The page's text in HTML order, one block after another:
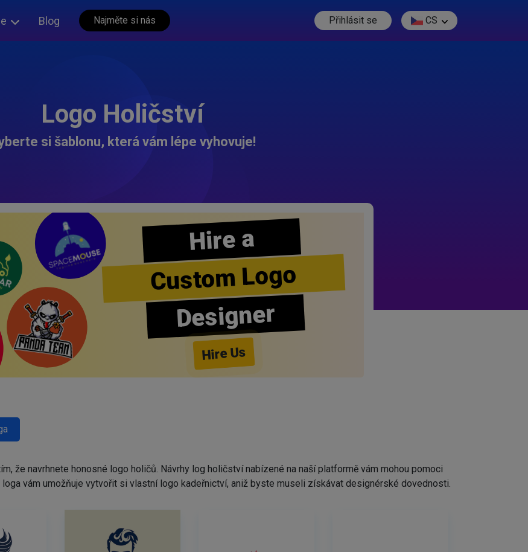
Blog Najměte si nás Přihlásit se CS
Logo Holičství
si šablonu, která vám lépe vyhovuje!
Hire a
Custom Logo
Designer
Hire Us
že navrhnete honosné logo holičů. Návrhy log holičství nabízené na naší platformě vám mohou pomoci
vám umožňuje vytvořit si vlastní logo kadeřnictví, aniž byste museli získávat designérské dovednosti.